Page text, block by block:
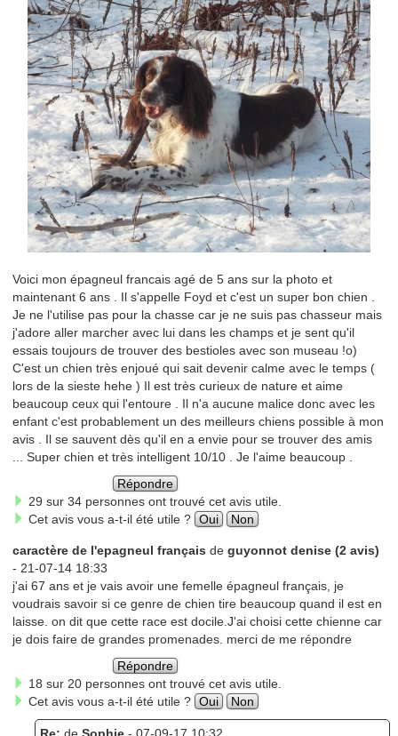
Voici mon épagneul francais agé de 5 ans sur la photo et
maintenant 6 ans . Il s'appelle Foyd et c'est un super bon chien .
Je ne l'utilise pas pour la chasse car je ne suis pas chasseur mais
j'adore aller marcher avec lui dans les champs et je sent qu'il
essais toujours de trouver des bestioles avec son museau !o)
C'est un chien très enjoué qui sait devenir calme avec le temps (
lors de la sieste hehe ) Il est très curieux de nature et aime
beaucoup ceux qui l'entoure . Il n'a aucune malice donc avec les
enfant c'est probablement un des meilleurs chiens possible à mon
avis . Il se sauvent dès qu'il en a envie pour se trouver des amis
... Super chien et très intelligent 10/10 . Je l'aime beaucoup .
Répondre
29 sur 34 personnes ont trouvé cet avis utile.
Cet avis vous a-t-il été utile ? Oui Non
caractère de l'epagneul français de guyonnot denise (2 avis)
- 21-07-14 18:33
j'ai 67 ans et je vais avoir une femelle épagneul français, je
voudrais savoir si ce genre de chien tire beaucoup quand il est en
laisse. on dit que cette race est docile.J'ai choisi cette chienne car
je dois faire de grandes promenades. merci de me répondre
Répondre
18 sur 20 personnes ont trouvé cet avis utile.
Cet avis vous a-t-il été utile ? Oui Non